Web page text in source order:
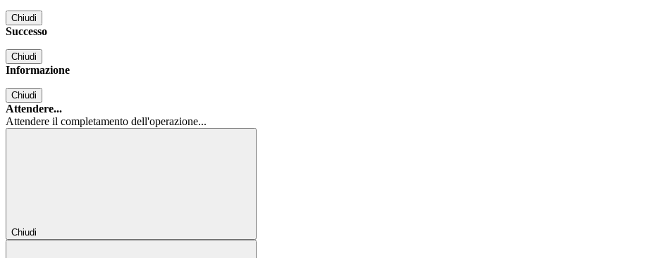
Chiudi
Successo
Chiudi
Informazione
Chiudi
Attendere...
Attendere il completamento dell'operazione...
Chiudi